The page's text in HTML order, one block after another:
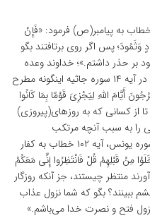
۱۳ سوره فصلت خطاب به پیامبر(ص) فرمود: «فَإِنْ
پس اگر روى برتافتند بگو
بر حذر داشتم.»؛ خداوند وعده
مجازات روی‌گردانان از دعوت حق قرآن را در آیه ۱۴ سوره جاثیه اینگونه مطرح
أَیَّامَ اللَّهِ لِیَجْزِیَ قَوْمًا بِمَا کَانُوا
از کسانى که به روزهاى(پیروزى)
را به سبب آنچه مرتکب
مى‌شده‏‌اند، به مجازات رساند.» و نیز در سوره یونس، آیه ۱۰۲ خطاب به کفار
مِنْ قَبْلِهِمْ قُلْ فَانْتَظِرُوا إِنِّی مَعَکُمْ
منتظر چیستند، جز آنکه روزگار
ببینند؟ بگو که شما نزول عذاب
فتح و نصرت خدا می‌باشم.»